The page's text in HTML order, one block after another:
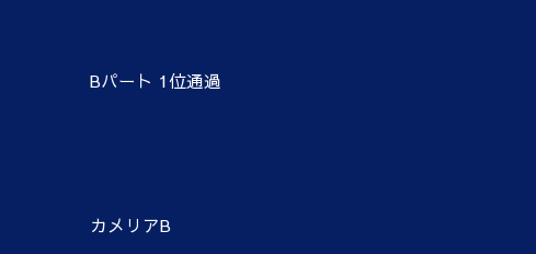
Bパート 1位通過
カメリアB